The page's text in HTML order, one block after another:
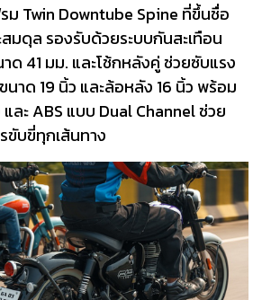
Twin Downtube Spine ที่ขึ้นชื่อ
มดุล รองรับด้วยระบบกันสะเทือน
ด 41 มม. และโช้กหลังคู่ ช่วยซับแรง
นาด 19 นิ้ว และล้อหลัง 16 นิ้ว พร้อม
ละ ABS แบบ Dual Channel ช่วย
ขับขี่ทุกเส้นทาง